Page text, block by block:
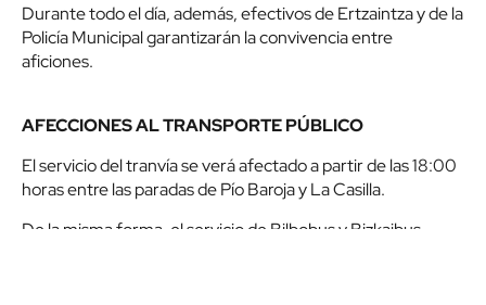
Durante todo el día, además, efectivos de Ertzaintza y de la
Policía Municipal garantizarán la convivencia entre
aficiones.
AFECCIONES AL TRANSPORTE PÚBLICO
El servicio del tranvía se verá afectado a partir de las 18:00
horas entre las paradas de Pío Baroja y La Casilla.
De la misma forma, el servicio de Bilbobus y Bizkaibus